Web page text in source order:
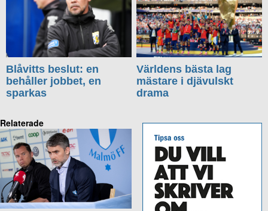
Blåvitts beslut: en
behåller jobbet, en
sparkas
Världens bästa lag
mästare i djävulskt
drama
Relaterade